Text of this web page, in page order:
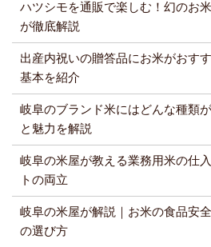
ハツシモを通販で楽しむ！幻のお
が徹底解説
出産内祝いの贈答品にお米がおす
基本を紹介
岐阜のブランド米にはどんな種類
と魅力を解説
岐阜の米屋が教える業務用米の仕
トの両立
岐阜の米屋が解説｜お米の食品安
の選び方